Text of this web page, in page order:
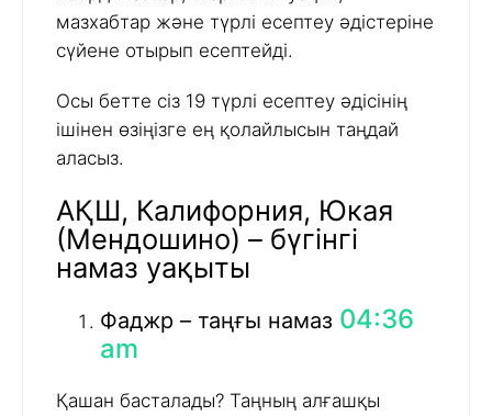
мазхабтар және түрлі есептеу әдістеріне
сүйене отырып есептейді.
Осы бетте сіз 19 түрлі есептеу әдісінің
ішінен өзіңізге ең қолайлысын таңдай
аласыз.
АҚШ, Калифорния, Юкая
(Мендошино) – бүгінгі
намаз уақыты
Фаджр – таңғы намаз 04:36
am
Қашан басталады? Таңның алғашқы